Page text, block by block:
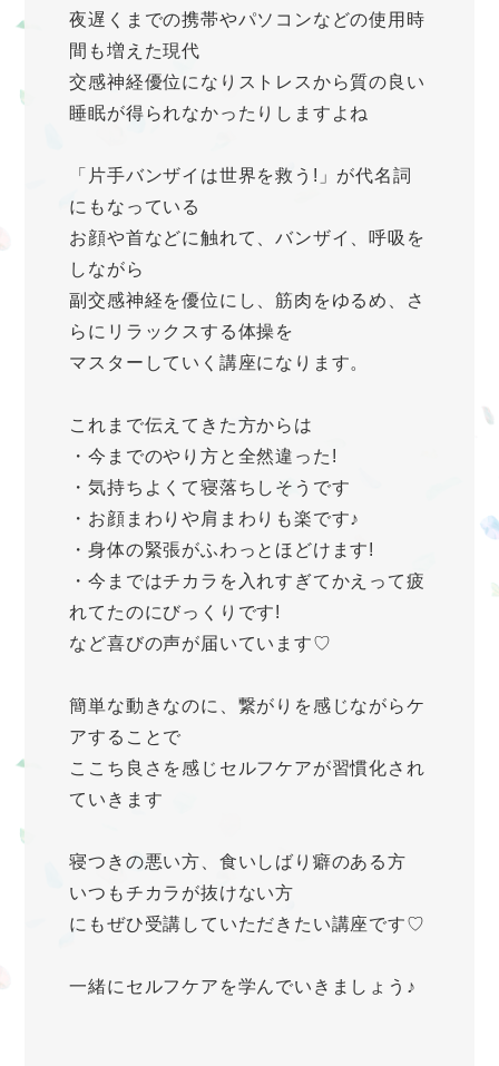
夜遅くまでの携帯やパソコンなどの使用時
間も増えた現代
交感神経優位になりストレスから質の良い
睡眠が得られなかったりしますよね
「片手バンザイは世界を救う!」が代名詞
にもなっている
お顔や首などに触れて、バンザイ、呼吸を
しながら
副交感神経を優位にし、筋肉をゆるめ、さ
らにリラックスする体操を
マスターしていく講座になります。
これまで伝えてきた方からは
・今までのやり方と全然違った!
・気持ちよくて寝落ちしそうです
・お顔まわりや肩まわりも楽です♪
・身体の緊張がふわっとほどけます!
・今まではチカラを入れすぎてかえって疲
れてたのにびっくりです!
など喜びの声が届いています♡
簡単な動きなのに、繋がりを感じながらケ
アすることで
ここち良さを感じセルフケアが習慣化され
ていきます
寝つきの悪い方、食いしばり癖のある方
いつもチカラが抜けない方
にもぜひ受講していただきたい講座です♡
一緒にセルフケアを学んでいきましょう♪